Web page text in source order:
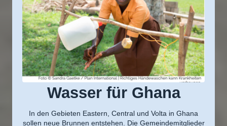
Wasser für Ghana
In den Gebieten Eastern, Central und Volta in Ghana
sollen neue Brunnen entstehen. Die Gemeindemitglieder